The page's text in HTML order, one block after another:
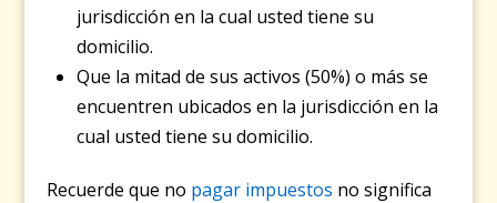
jurisdicción en la cual usted tiene su
domicilio.
Que la mitad de sus activos (50%) o más se
encuentren ubicados en la jurisdicción en la
cual usted tiene su domicilio.
Recuerde que no pagar impuestos no significa